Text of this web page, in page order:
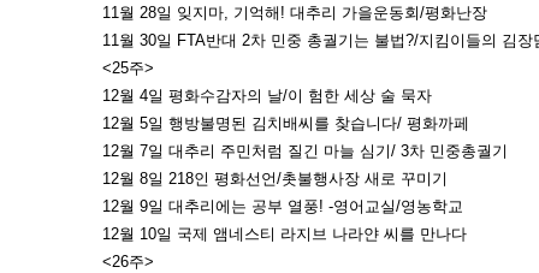
11월 28일 잊지마, 기억해! 대추리 가을운동회/평화난장
11월 30일 FTA반대 2차 민중 총궐기는 불법?/지킴이들의 김장
<25주>
12월 4일 평화수감자의 날/이 험한 세상 술 묵자
12월 5일 행방불명된 김치배씨를 찾습니다/ 평화까페
12월 7일 대추리 주민처럼 질긴 마늘 심기/ 3차 민중총궐기
12월 8일 218인 평화선언/촛불행사장 새로 꾸미기
12월 9일 대추리에는 공부 열풍! -영어교실/영농학교
12월 10일 국제 앰네스티 라지브 나라얀 씨를 만나다
<26주>